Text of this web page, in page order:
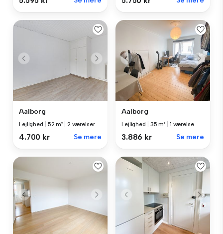
Aalborg
Lejlighed 52 m² 2 værelser
4.700 kr Se mere
Aalborg
Lejlighed 35 m² 1 værelse
3.886 kr Se mere